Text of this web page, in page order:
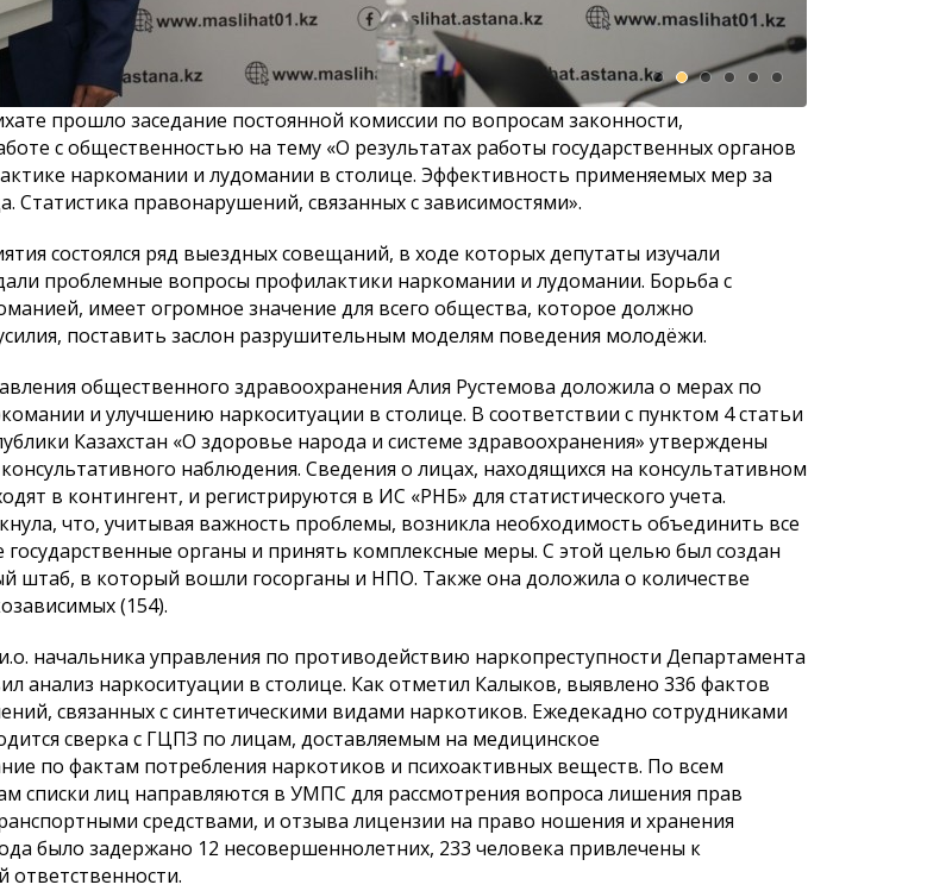
К сведению населения города
Астаны и депутатов
маслихата города Астаны
восьмого созыва!
Паспорт бюджетной
программы
К сведению населения города
Астаны!
прошло заседание постоянной комиссии по вопросам законности,
с общественностью на тему «О результатах работы государственных органов
наркомании и лудомании в столице. Эффективность применяемых мер за
Статистика правонарушений, связанных с зависимостями».
состоялся ряд выездных совещаний, в ходе которых депутаты изучали
проблемные вопросы профилактики наркомании и лудомании. Борьба с
имеет огромное значение для всего общества, которое должно
поставить заслон разрушительным моделям поведения молодёжи.
общественного здравоохранения Алия Рустемова доложила о мерах по
и улучшению наркоситуации в столице. В соответствии с пунктом 4 статьи
Казахстан «О здоровье народа и системе здравоохранения» утверждены
наблюдения. Сведения о лицах, находящихся на консультативном
в контингент, и регистрируются в ИС «РНБ» для статистического учета.
что, учитывая важность проблемы, возникла необходимость объединить все
государственные органы и принять комплексные меры. С этой целью был создан
штаб, в который вошли госорганы и НПО. Также она доложила о количестве
(154).
начальника управления по противодействию наркопреступности Департамента
анализ наркоситуации в столице. Как отметил Калыков, выявлено 336 фактов
связанных с синтетическими видами наркотиков. Ежедекадно сотрудниками
сверка с ГЦПЗ по лицам, доставляемым на медицинское
по фактам потребления наркотиков и психоактивных веществ. По всем
списки лиц направляются в УМПС для рассмотрения вопроса лишения прав
средствами, и отзыва лицензии на право ношения и хранения
было задержано 12 несовершеннолетних, 233 человека привлечены к
ответственности.